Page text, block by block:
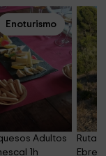
Enoturismo
Adultos
1h
Ruta
Ebre